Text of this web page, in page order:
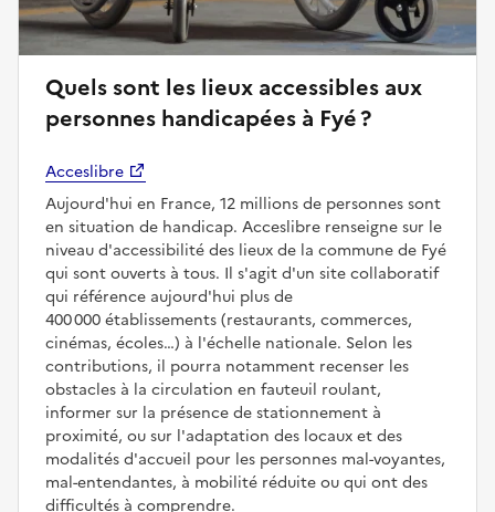
Quels sont les lieux accessibles aux
personnes handicapées à Fyé ?
Acceslibre
Aujourd'hui en France, 12 millions de personnes sont
en situation de handicap. Acceslibre renseigne sur le
niveau d'accessibilité des lieux de la commune de Fyé
qui sont ouverts à tous. Il s'agit d'un site collaboratif
qui référence aujourd'hui plus de
400 000 établissements (restaurants, commerces,
cinémas, écoles…) à l'échelle nationale. Selon les
contributions, il pourra notamment recenser les
obstacles à la circulation en fauteuil roulant,
informer sur la présence de stationnement à
proximité, ou sur l'adaptation des locaux et des
modalités d'accueil pour les personnes mal-voyantes,
mal-entendantes, à mobilité réduite ou qui ont des
difficultés à comprendre.